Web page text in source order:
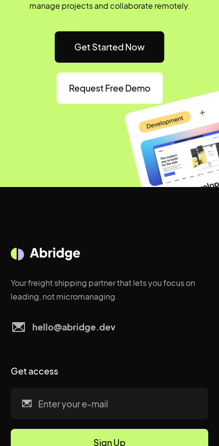
manage projects and collaborate remotely.
Get Started Now
Request Free Demo
Your freight shipping partner that lets you focus on
leading, not micromanaging.
hello@abridge.dev
Get access